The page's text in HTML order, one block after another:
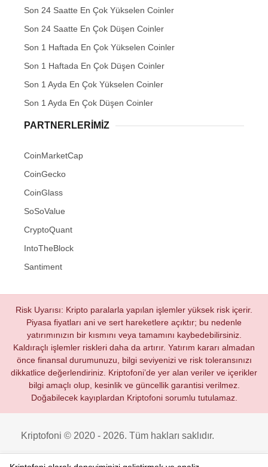
Son 24 Saatte En Çok Yükselen Coinler
Son 24 Saatte En Çok Düşen Coinler
Son 1 Haftada En Çok Yükselen Coinler
Son 1 Haftada En Çok Düşen Coinler
Son 1 Ayda En Çok Yükselen Coinler
Son 1 Ayda En Çok Düşen Coinler
PARTNERLERIMIZ
CoinMarketCap
CoinGecko
CoinGlass
SoSoValue
CryptoQuant
IntoTheBlock
Santiment
Risk Uyarısı: Kripto paralarla yapılan işlemler yüksek risk içerir.
Piyasa fiyatları ani ve sert hareketlere açıktır; bu nedenle
yatırımınızın bir kısmını veya tamamını kaybedebilirsiniz.
Kaldıraçlı işlemler riskleri daha da artırır. Yatırım kararı almadan
önce finansal durumunuzu, bilgi seviyenizi ve risk toleransınızı
dikkatlice değerlendiriniz. Kriptofoni’de yer alan veriler ve içerikler
bilgi amaçlı olup, kesinlik ve güncellik garantisi verilmez.
Doğabilecek kayıplardan Kriptofoni sorumlu tutulamaz.
Kriptofoni © 2020 - 2026. Tüm hakları saklıdır.